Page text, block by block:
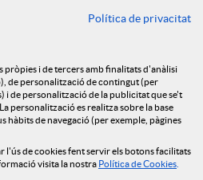
Social Room
Online
Política de privacitat
pròpies i de tercers amb finalitats d'anàlisi
de personalització de contingut (per
i de personalització de la publicitat que se't
personalització es realitza sobre la base
hàbits de navegació (per exemple, pàgines
l'ús de cookies fent servir els botons facilitats
visita la nostra Política de Cookies